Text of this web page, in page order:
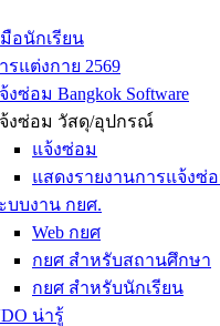
อนักเรียน
รแต่งกาย 2569
งซ่อม Bangkok Software
งซ่อม วัสดุ/อุปกรณ์
แจ้งซ่อม
แสดงรายงานการแจ้งซ่
บบงาน กยศ.
Web กยศ
กยศ สำหรับสถานศึกษา
กยศ สำหรับนักเรียน
น่ารู้